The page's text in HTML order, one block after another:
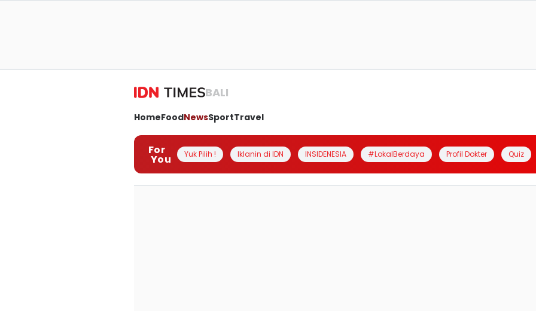
BALI
HomeFoodNewsSportTravel
For
You Yuk Pilih ! Iklanin di IDN INSIDENESIA #LokalBerdaya Profil Dokter Quiz